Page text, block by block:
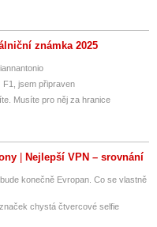
známka 2025
F1, jsem připraven
Musíte pro něj za hranice
Nejlepší VPN – srovnání
konečně Evropan. Co se vlastně
chystá čtvercové selfie